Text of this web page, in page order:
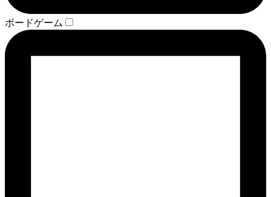
ボードゲーム